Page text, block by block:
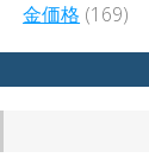
金価格 (169)